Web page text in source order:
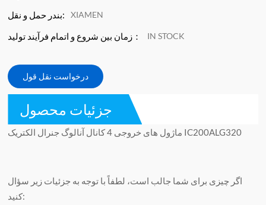
بندر حمل و نقل: XIAMEN
زمان بین شروع و اتمام فرآیند تولید： IN STOCK
درخواست نقل قول
جزئیات محصول
ماژول های خروجی 4 کانال آنالوگ جنرال الکتریک IC200ALG320
اگر چیزی برای شما جالب است، لطفاً با توجه به جزئیات زیر سؤال
کنید: